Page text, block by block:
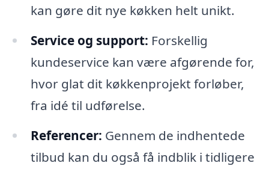
kan gøre dit nye køkken helt unikt.
Service og support: Forskellig
kundeservice kan være afgørende for,
hvor glat dit køkkenprojekt forløber,
fra idé til udførelse.
Referencer: Gennem de indhentede
tilbud kan du også få indblik i tidligere